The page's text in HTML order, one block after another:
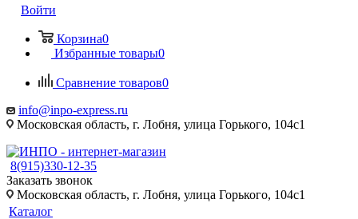
Войти
Корзина0
Избранные товары0
Сравнение товаров0
info@inpo-express.ru
Московская область, г. Лобня, улица Горького, 104с1
8(915)330-12-35
Заказать звонок
Московская область, г. Лобня, улица Горького, 104с1
Каталог